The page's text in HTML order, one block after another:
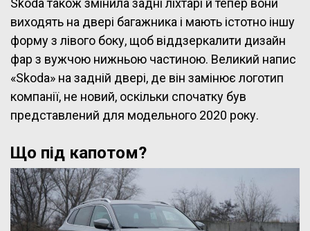
виходять на двері багажника і мають істотно іншу
форму з лівого боку, щоб віддзеркалити дизайн
фар з вужчою нижньою частиною. Великий напис
«Skoda» на задній двері, де він замінює логотип
компанії, не новий, оскільки спочатку був
представлений для модельного 2020 року.
Що під капотом?